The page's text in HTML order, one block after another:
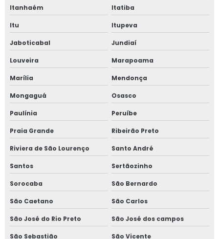
Prontuário das instalações elétricas pie
Quanto custa um laudo de aterramento
Quanto custa um laudo de nr12
Quanto custa um laudo de segurança do trabalho
Quanto custa uma consultoria de segurança do trabalho
Reciclagem treinamento nr 12
Reforma de máquinas
Reforma de máquinas agrícolas
Reforma de máquinas e equipamentos
Reforma de máquinas industriais
Reforma de máquinas operatrizes
Reforma de máquinas pesadas
Reparo de máquinas
Itanhaém Itatiba
Itu Itupeva
Jaboticabal Jundiaí
Louveira Marapoama
Marília Mendonça
Mongaguá Osasco
Paulínia Peruíbe
Praia Grande Ribeirão Preto
Riviera de São Lourenço Santo André
Santos Sertãozinho
Sorocaba São Bernardo
São Caetano São Carlos
São José do Rio Preto São José dos campos
São Sebastião São Vicente